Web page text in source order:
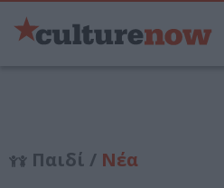
Παιδί / Νέα